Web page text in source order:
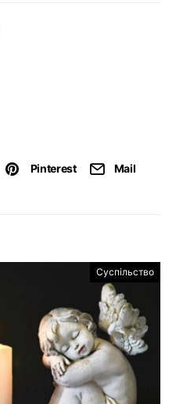
Pinterest Mail
Суспільство